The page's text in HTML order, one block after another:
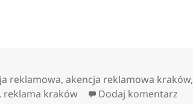
reklamowa,akencja reklamowa kraków,
, reklama kraków Dodaj komentarz